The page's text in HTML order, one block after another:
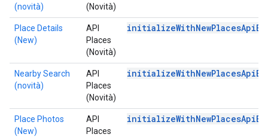
(novità)
(Novità)
Place Details
(New)
API
Places
(Novità)
Nearby Search
(novità)
API
Places
(Novità)
Place Photos
(New)
API
Places